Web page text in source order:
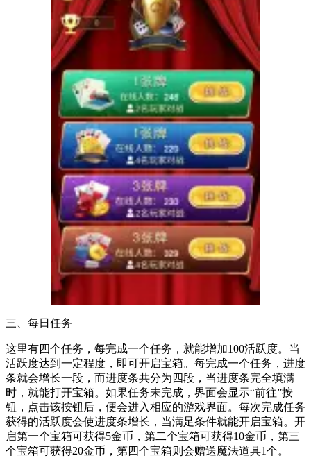
三、每日任务
这里有四个任务，每完成一个任务，就能增加100活跃度。当
活跃度达到一定程度，即可开启宝箱。每完成一个任务，进度
条就会增长一段，而进度条共分为四段，当进度条完全填满
时，就能打开宝箱。如果任务未完成，界面会显示“前往”按
钮，点击该按钮后，便会进入相应的游戏界面。每次完成任务
获得的活跃度会使进度条增长，当满足条件就能开启宝箱。开
启第一个宝箱可获得5金币，第二个宝箱可获得10金币，第三
个宝箱可获得20金币，第四个宝箱则会赠送魔法道具1个。